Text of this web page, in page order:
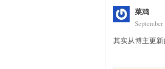
菜鸡
September
其实从博主更